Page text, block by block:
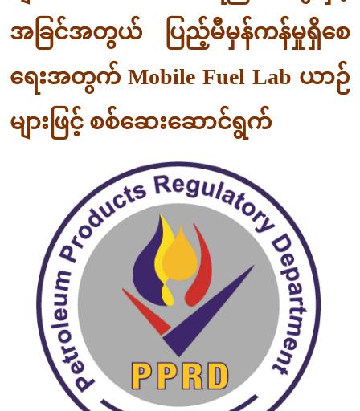
အခြင်အတွယ် ပြည့်မီမှန်ကန်မှုရှိစေ
ရေးအတွက် Mobile Fuel Lab ယာဉ်
များဖြင့် စစ်ဆေးဆောင်ရွက်